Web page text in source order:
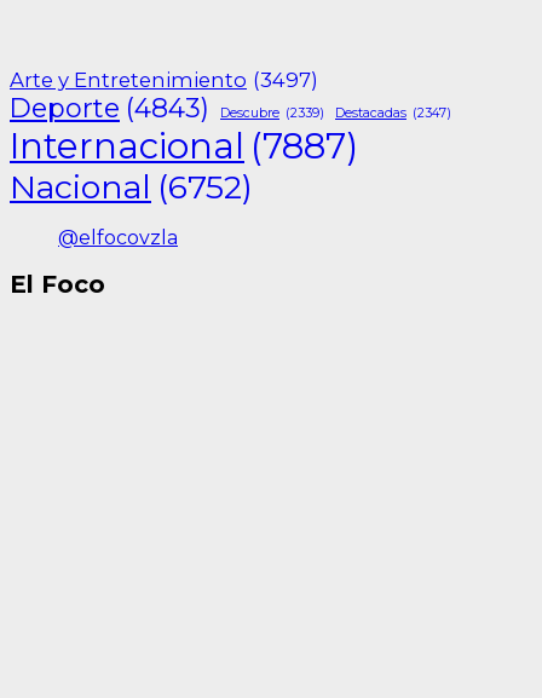
Arte y Entretenimiento (3497)
Deporte (4843) Descubre (2339) Destacadas (2347)
Internacional (7887)
Nacional (6752)
@elfocovzla
El Foco